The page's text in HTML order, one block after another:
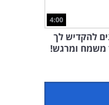
4:00
להקדיש לך
משמח ומרגש!